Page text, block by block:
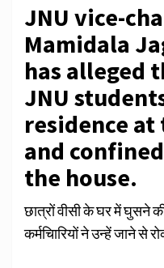
JNU vice-
Mamidala
has alleged
JNU
residence
and
the house.
छात्रों वीसी के घर में घुसने
कर्मचािरियों ने उन्हें जाने से